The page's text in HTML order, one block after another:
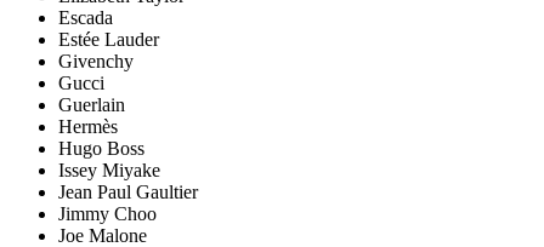
Escada
Estée Lauder
Givenchy
Gucci
Guerlain
Hermès
Hugo Boss
Issey Miyake
Jean Paul Gaultier
Jimmy Choo
Joe Malone